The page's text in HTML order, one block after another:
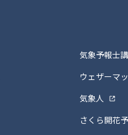
気象予報士
ウェザーマ
気象人
さくら開花